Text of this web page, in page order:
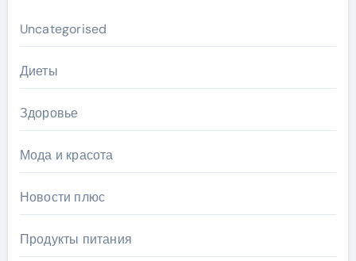
Uncategorised
Диеты
Здоровье
Мода и красота
Новости плюс
Продукты питания